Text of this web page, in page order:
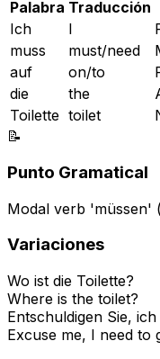
Palabra Traducción
Ich
I
muss
must/need
auf
on/to
die
the
Toilette toilet
📝
Punto Gramatical
Modal verb 'müssen'
Variaciones
Wo ist die Toilette?
Where is the toilet?
Entschuldigen Sie,
Excuse me, I need to